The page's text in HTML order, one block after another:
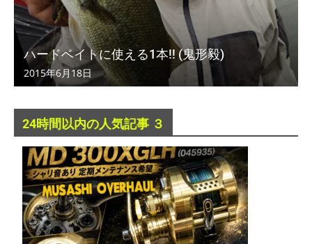
ハードベイトに使える1本!! (鬼形毅)
2015年6月18日
24時間以内の人気記事 ３